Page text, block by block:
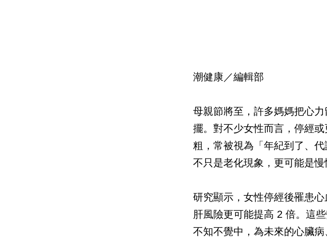
潮健康／編輯部
母親節將至，許多媽媽把心
擺。對不少女性而言，停經
粗，常被視為「年紀到了、
不只是老化現象，更可能是慢
研究顯示，女性停經後罹患
肝風險更可能提高 2 倍。這
不知不覺中，為未來的心臟病